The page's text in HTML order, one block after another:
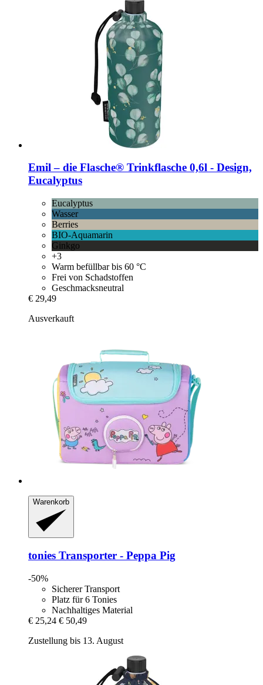
Emil – die Flasche® Trinkflasche 0,6l -​ Design,
Eucalyptus
Eucalyptus
Wasser
Berries
BIO-Aquamarin
Ginkgo
+3
Warm befüllbar bis 60 °C
Frei von Schadstoffen
Geschmacksneutral
€ 29,49
Ausverkauft
Warenkorb
tonies Transporter -​ Peppa Pig
-50%
Sicherer Transport
Platz für 6 Tonies
Nachhaltiges Material
€ 25,24 € 50,49
Zustellung bis 13. August